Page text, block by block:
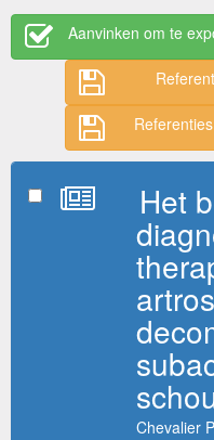
Aanvinken om te
Het
Chevalier